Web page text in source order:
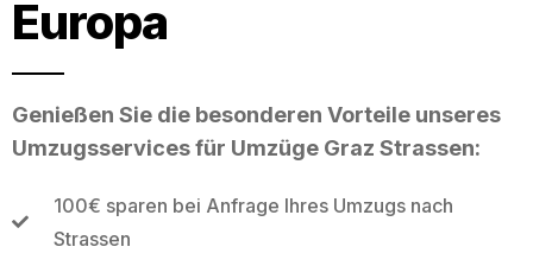
Europa
Genießen Sie die besonderen Vorteile unseres
Umzugsservices für Umzüge Graz Strassen:
100€ sparen bei Anfrage Ihres Umzugs nach
Strassen